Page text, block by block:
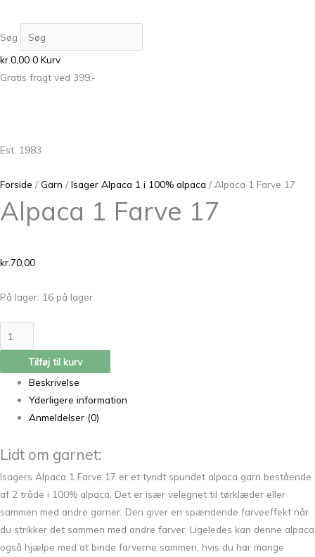
Søg
kr.0,00 0 Kurv
Gratis fragt ved 399,-
Est. 1983
Forside / Garn / Isager Alpaca 1 i 100% alpaca / Alpaca 1 Farve 17
Alpaca 1 Farve 17
kr.70,00
På lager: 16 på lager
Tilføj til kurv
Beskrivelse
Yderligere information
Anmeldelser (0)
Lidt om garnet:
Isagers Alpaca 1 Farve 17 er et tyndt spundet alpaca garn bestående
af 2 tråde i 100% alpaca. Det er især velegnet til tørklæder eller
sammen med andre garner. Den giver en spændende farveeffekt når
du strikker det sammen med andre farver. Ligeledes kan denne alpaca
også hjælpe med at binde farverne sammen, hvis du har mange